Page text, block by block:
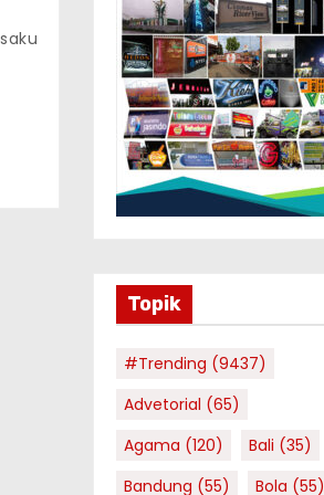
Topik
#Trending (9437)
Advetorial (65)
Agama (120) Bali (35)
Bandung (55) Bola (55)